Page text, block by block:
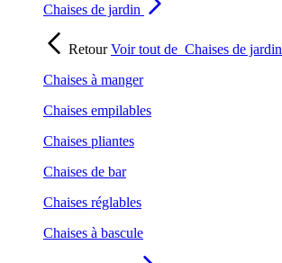
Chaises de jardin
RetourVoir tout de Chaises de jardin
Chaises à manger
Chaises empilables
Chaises pliantes
Chaises de bar
Chaises réglables
Chaises à bascule